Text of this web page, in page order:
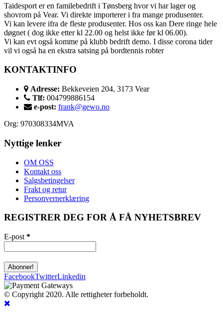
Taidesport er en familebedrift i Tønsberg hvor vi har lager og
shovrom på Vear. Vi direkte importerer i fra mange produsenter.
Vi kan levere ifra de fleste produsenter. Hos oss kan Dere ringe hele
døgnet ( dog ikke etter kl 22.00 og helst ikke før kl 06.00).
Vi kan evt også komme på klubb bedrift demo. I disse corona tider
vil vi også ha en ekstra satsing på bordtennis robter
KONTAKTINFO
Adresse: Bekkeveien 204, 3173 Vear
Tlf: 004799886154
e-post: frank@gewo.no
Org: 970308334MVA
Nyttige lenker
OM OSS
Kontakt oss
Salgsbetingelser
Frakt og retur
Personvernerklæring
REGISTRER DEG FOR Å FÅ NYHETSBREV
E-post *
FacebookTwitterLinkedin
© Copyright 2020. Alle rettigheter forbeholdt.